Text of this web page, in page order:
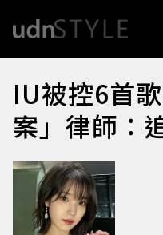
IU被控6首
案」律師：